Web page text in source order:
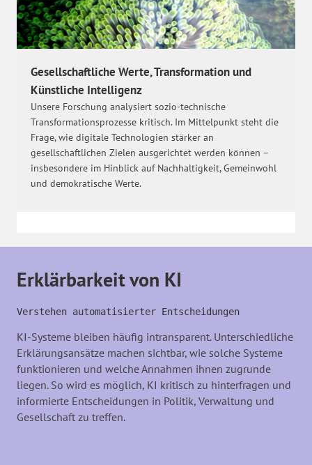
Gesellschaftliche Werte, Transformation und
Künstliche Intelligenz
Unsere Forschung analysiert sozio-technische
Transformationsprozesse kritisch. Im Mittelpunkt steht die
Frage, wie digitale Technologien stärker an
gesellschaftlichen Zielen ausgerichtet werden können –
insbesondere im Hinblick auf Nachhaltigkeit, Gemeinwohl
und demokratische Werte.
Erklärbarkeit von KI
Verstehen automatisierter Entscheidungen
KI-Systeme bleiben häufig intransparent. Unterschiedliche
Erklärungsansätze machen sichtbar, wie solche Systeme
funktionieren und welche Annahmen ihnen zugrunde
liegen. So wird es möglich, KI kritisch zu hinterfragen und
informierte Entscheidungen in Politik, Verwaltung und
Gesellschaft zu treffen.